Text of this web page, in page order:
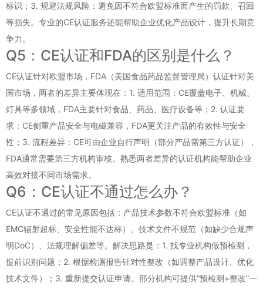
标识；3. 规避法规风险：避免因不符合欧盟标准而产生的罚款、召回
等损失。专业的CE认证服务还能帮助企业优化产品设计，提升长期竞
争力。
Q5：CE认证和FDA的区别是什么？
CE认证针对欧盟市场，FDA（美国食品药品监督管理局）认证针对美
国市场，两者的差异主要体现在：1. 适用范围：CE覆盖电子、机械、
灯具等多领域，FDA主要针对食品、药品、医疗设备等；2. 认证要
求：CE侧重产品安全与电磁兼容，FDA更关注产品的有效性与安全
性；3. 流程差异：CE可由企业自行声明（部分产品需第三方认证），
FDA通常需要第三方机构审核。熟悉两者差异的认证机构能帮助企业
高效对接不同市场需求。
Q6：CE认证不通过怎么办？
CE认证不通过的常见原因包括：产品技术参数不符合欧盟标准（如
EMC辐射超标、安全性能不达标）、技术文件不规范（如缺少合规声
明DoC）、法规理解偏差等。解决思路是：1. 找专业机构做预检测，
提前识别问题；2. 根据检测报告针对性整改（如调整产品设计、优化
技术文件）；3. 重新提交认证申请。部分机构可提供“预检测+整改”一